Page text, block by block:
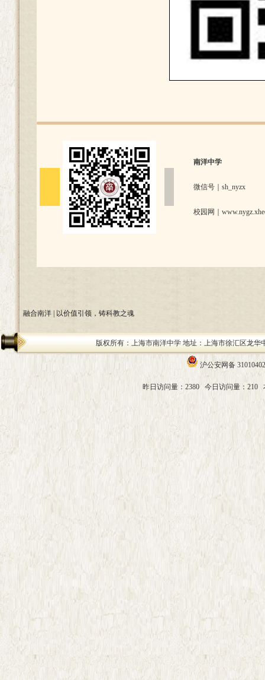
南洋中学
微信号｜sh_nyzx
校园网｜
融合南洋 | 以价值引领，铸科教之魂
版权所有：上海市南洋中学 地址：上海市徐汇区龙华
沪公安网备
昨日访问量：2380 今日访问量：210